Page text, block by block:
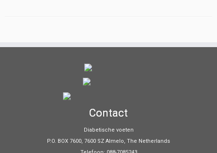
Contact
Diabetische voeten
P.O. BOX 7600, 7600 SZ Almelo, The Netherlands